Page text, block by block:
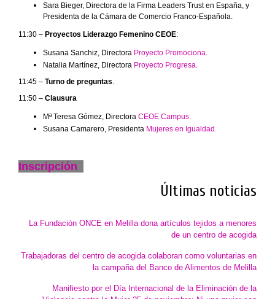
Sara Bieger, Directora de la Firma Leaders Trust en España, y
Presidenta de la Cámara de Comercio Franco-Española.
11:30 – Proyectos Liderazgo Femenino CEOE:
Susana Sanchiz, Directora Proyecto Promociona
Natalia Martínez, Directora Proyecto Progresa.
11:45 – Turno de preguntas
11:50 – Clausura
Mª Teresa Gómez, Directora CEOE Campus.
Susana Camarero, Presidenta Mujeres en Igualdad.
Inscripción
Últimas noticias
La Fundación ONCE en Melilla dona artículos tejidos a menores
de un centro de acogida
Trabajadoras del centro de acogida colaboran como voluntarias en
la campaña del Banco de Alimentos de Melilla
Manifiesto por el Día Internacional de la Eliminación de la